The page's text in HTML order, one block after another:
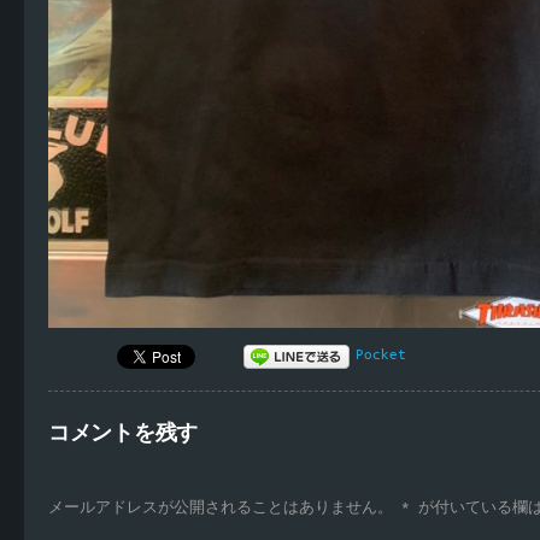
Pocket
コメントを残す
メールアドレスが公開されることはありません。 * が付いている欄